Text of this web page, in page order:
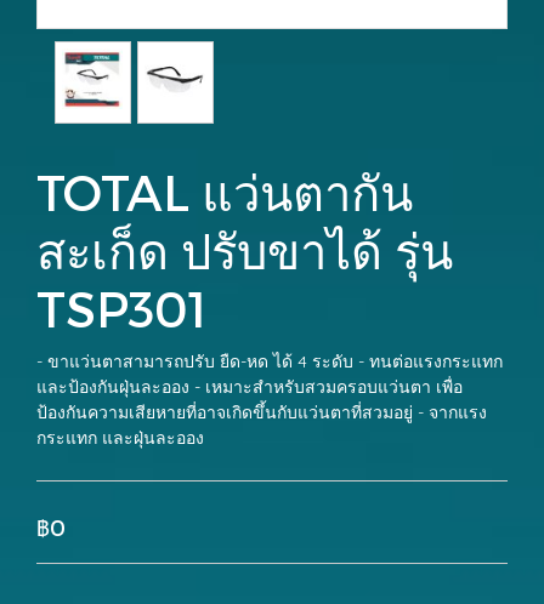
TOTAL แว่นตากัน
สะเก็ด ปรับขาได้ รุ่น
TSP301
- ขาแว่นตาสามารถปรับ ยืด-หด ได้ 4 ระดับ - ทนต่อแรงกระแทก
และป้องกันฝุ่นละออง - เหมาะสำหรับสวมครอบแว่นตา เพื่อ
ป้องกันความเสียหายที่อาจเกิดขึ้นกับแว่นตาที่สวมอยู่ - จากแรง
กระแทก และฝุ่นละออง
฿0